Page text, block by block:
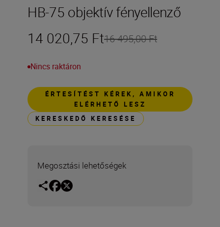
HB-75 objektív fényellenző
14 020,75 Ft16 495,00 Ft
Nincs raktáron
ÉRTESÍTÉST KÉREK, AMIKOR
ELÉRHETŐ LESZ
KERESKEDŐ KERESÉSE
Megosztási lehetőségek